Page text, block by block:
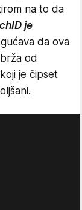
na to da
je
da ova
od
je čipset